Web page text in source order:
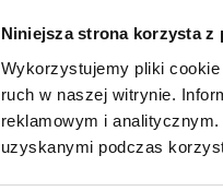
Niniejsza strona korzysta z
Wykorzystujemy pliki
ruch w naszej witrynie.
reklamowym i
uzyskanymi podczas